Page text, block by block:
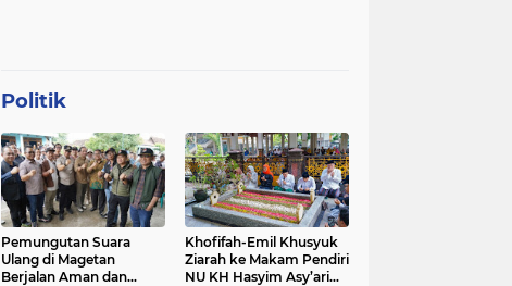
Politik
Pemungutan Suara
Ulang di Magetan
Berjalan Aman dan
Khofifah-Emil Khusyuk
Ziarah ke Makam Pendiri
NU KH Hasyim Asy’ari